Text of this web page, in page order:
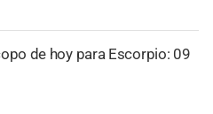
de hoy para Escorpio: 09